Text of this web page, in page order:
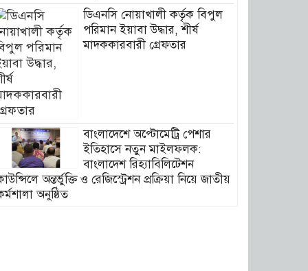
ডিএনসি নোয়াখালী কর্তৃক বিপুল
পরিমান ইয়াবা উদ্ধার, শীর্ষ
মাদককারবারী গ্রেফতার
বাংলাদেশে অপ্টোমেট্রি পেশার
ইতিহাসে নতুন মাইলফলক:
বাংলাদেশ রিহ্যাবিলিটেশন
অন্তর্ভুক্তি ও রেজিস্ট্রেশন প্রক্রিয়া নিয়ে জাতীয়
অনুষ্ঠিত